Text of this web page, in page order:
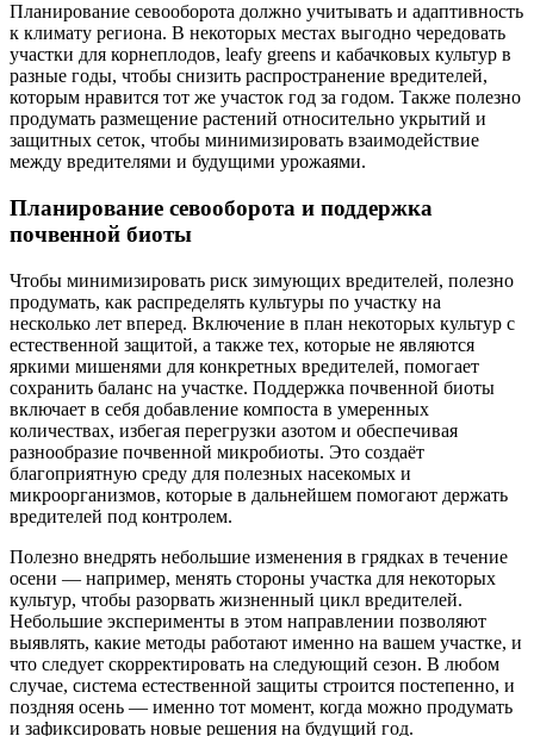
Планирование севооборота должно учитывать и адаптивность
к климату региона. В некоторых местах выгодно чередовать
участки для корнеплодов, leafy greens и кабачковых культур в
разные годы, чтобы снизить распространение вредителей,
которым нравится тот же участок год за годом. Также полезно
продумать размещение растений относительно укрытий и
защитных сеток, чтобы минимизировать взаимодействие
между вредителями и будущими урожаями.
Планирование севооборота и поддержка
почвенной биоты
Чтобы минимизировать риск зимующих вредителей, полезно
продумать, как распределять культуры по участку на
несколько лет вперед. Включение в план некоторых культур с
естественной защитой, а также тех, которые не являются
яркими мишенями для конкретных вредителей, помогает
сохранить баланс на участке. Поддержка почвенной биоты
включает в себя добавление компоста в умеренных
количествах, избегая перегрузки азотом и обеспечивая
разнообразие почвенной микробиоты. Это создаёт
благоприятную среду для полезных насекомых и
микроорганизмов, которые в дальнейшем помогают держать
вредителей под контролем.
Полезно внедрять небольшие изменения в грядках в течение
осени — например, менять стороны участка для некоторых
культур, чтобы разорвать жизненный цикл вредителей.
Небольшие эксперименты в этом направлении позволяют
выявлять, какие методы работают именно на вашем участке, и
что следует скорректировать на следующий сезон. В любом
случае, система естественной защиты строится постепенно, и
поздняя осень — именно тот момент, когда можно продумать
и зафиксировать новые решения на будущий год.